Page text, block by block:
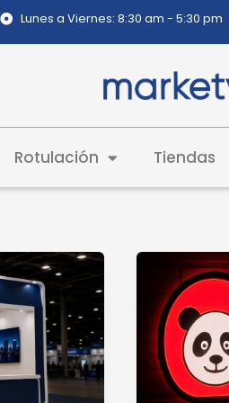
Lunes a Viernes: 8:30 am - 5:30 pm
Rotulación Tiendas